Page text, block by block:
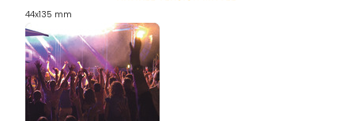
44x135 mm